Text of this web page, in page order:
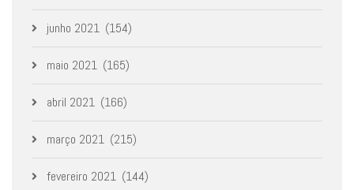
junho 2021 (154)
maio 2021 (165)
abril 2021 (166)
março 2021 (215)
fevereiro 2021 (144)